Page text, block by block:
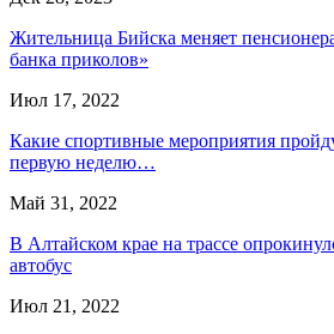
Жительница Бийска меняет
банка приколов»
Июл 17, 2022
Какие спортивные мероприятия
первую неделю…
Май 31, 2022
В Алтайском крае на трассе
автобус
Июл 21, 2022